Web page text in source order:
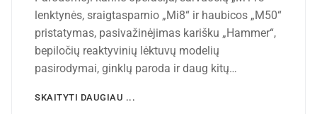
lenktynės, sraigtasparnio „Mi8“ ir haubicos „M50“
pristatymas, pasivažinėjimas karišku „Hammer“,
bepiločių reaktyvinių lėktuvų modelių
pasirodymai, ginklų paroda ir daug kitų…
SKAITYTI DAUGIAU ...